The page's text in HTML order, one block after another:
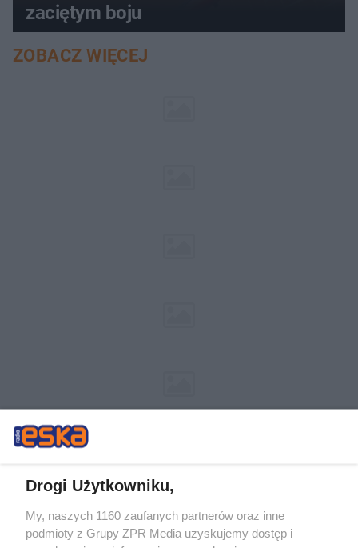
zaciętym boju
ZOBACZ WIĘCEJ
Żaden utwór zamieszczony w serwisie nie może być powielany i
rozpowszechniany lub dalej rozpowszechniany w jakikolwiek sposób (w
tym także elektroniczny lub mechaniczny) na jakimkolwiek polu
Drogi Użytkowniku,
My, naszych 1160 zaufanych partnerów oraz inne
podmioty z Grupy ZPR Media uzyskujemy dostęp i